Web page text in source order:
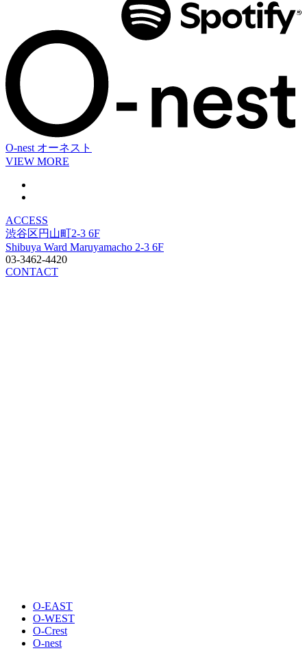
O-nest オーネスト
VIEW MORE
ACCESS
渋谷区円山町2-3 6F
Shibuya Ward Maruyamacho 2-3 6F
03-3462-4420
CONTACT
O-EAST
O-WEST
O-Crest
O-nest